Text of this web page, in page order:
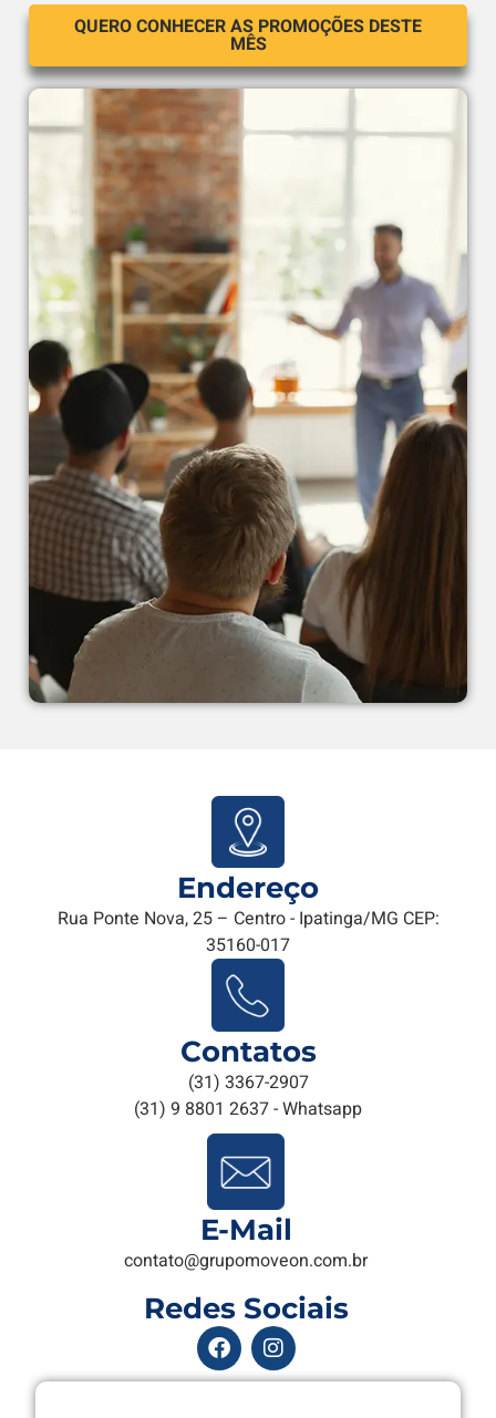
QUERO CONHECER AS PROMOÇÕES DESTE
MÊS
Endereço
Rua Ponte Nova, 25 – Centro - Ipatinga/MG CEP:
35160-017
Contatos
(31) 3367-2907
(31) 9 8801 2637 - Whatsapp
Redes Sociais
E-Mail
contato@grupomoveon.com.br